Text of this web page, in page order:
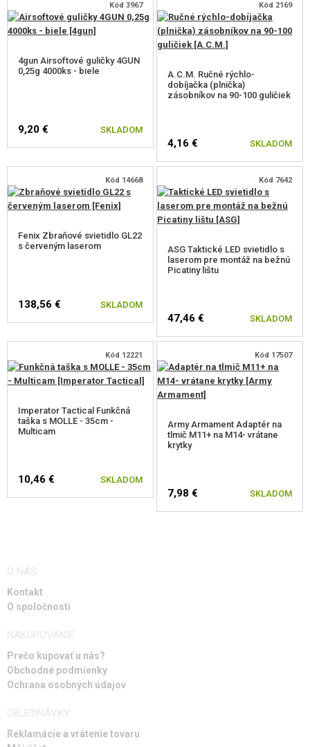
Kód 3967
4gun Airsoftové guličky 4GUN
0,25g 4000ks - biele
9,20 € SKLADOM
Kód 2169
A.C.M. Ručné rýchlo-
dobíjačka (plnička)
zásobníkov na 90-100 guličiek
4,16 € SKLADOM
Kód 14668
Fenix Zbraňové svietidlo GL22
s červeným laserom
138,56 € SKLADOM
Kód 7642
ASG Taktické LED svietidlo s
laserom pre montáž na bežnú
Picatiny lištu
47,46 € SKLADOM
Kód 12221
Imperator Tactical Funkčná
taška s MOLLE - 35cm -
Multicam
10,46 € SKLADOM
Kód 17507
Army Armament Adaptér na
tlmič M11+ na M14- vrátane
krytky
7,98 € SKLADOM
O NÁS
Kontakt
O spoločnosti
NAKUPOVANIE
Prečo kupovať u nás?
Obchodné podmienky
Ochrana osobných údajov
OBJEDNÁVKY
Reklamácie a vrátenie tovaru